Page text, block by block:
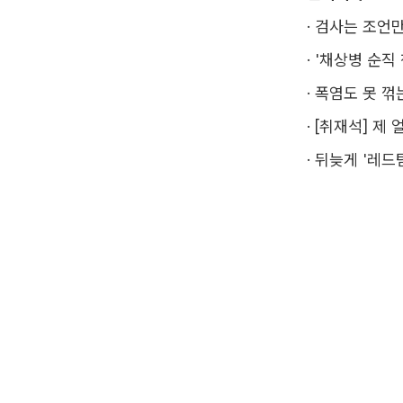
· 검사는 조언
· '채상병 순직
· 폭염도 못 꺾
· [취재석] 제
· 뒤늦게 '레드